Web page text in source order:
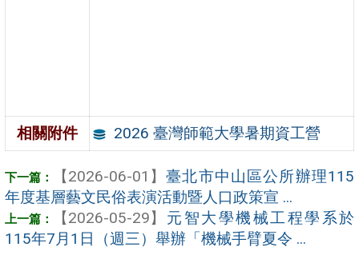
相關附件 2026 臺灣師範大學暑期資工營
【2026-06-01】 臺北市中山區公所辦理115
年度基層藝文民俗表演活動暨人口政策宣 ...
【2026-05-29】
元智大學機械工程學系於
115年7月1日（週三）舉辦「機械手臂夏令 ...